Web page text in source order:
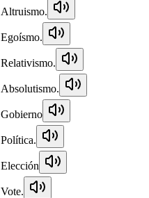
Altruismo.
Egoísmo.
Relativismo.
Absolutismo.
Gobierno
Política.
Elección
Vote.